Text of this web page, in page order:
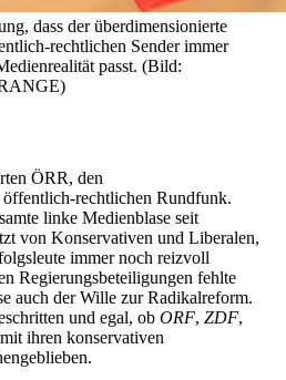
dass der überdimensionierte
rechtlichen Sender immer
passt. (Bild:
ÖRR, den
rechtlichen Rundfunk.
linke Medienblase seit
von Konservativen und Liberalen,
immer noch reizvoll
Regierungsbeteiligungen fehlte
auch der Wille zur Radikalreform.
und egal, ob ORF, ZDF,
ihren konservativen